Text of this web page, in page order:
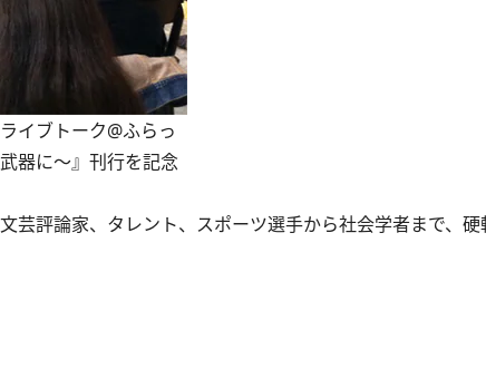
イブトーク@ふらっ
器に～』刊行を記念
評論家、タレント、スポーツ選手から社会学者まで、硬